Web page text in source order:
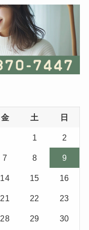
金 土 日
1 2
7 8 9
14 15 16
21 22 23
28 29 30